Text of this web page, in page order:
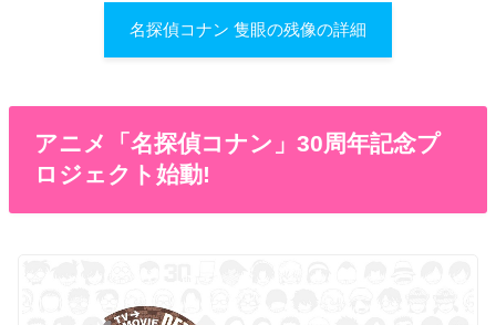
名探偵コナン 隻眼の残像の詳細
アニメ「名探偵コナン」30周年記念プ
ロジェクト始動!